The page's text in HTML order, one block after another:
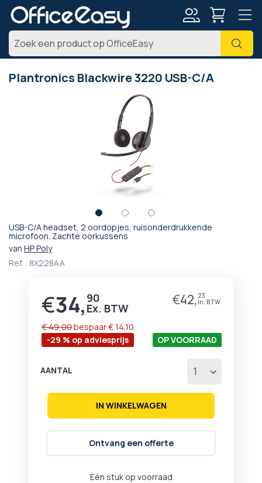
Zoek
Plantronics Blackwire 3220 USB-C/A
USB-C/A headset, 2 oordopjes, ruisonderdrukkende
microfoon. Zachte oorkussens
van HP Poly
Ref. : 8X228AA
Prijs
€34, 90 €42, 23
-29 % op adviesprijs
€ 49,00bespaar€ 14,10
Eén stuk op voorraad
OP VOORRAAD
AANTAL
IN WINKELWAGEN
Ontvang een offerte
Ga
naar
begin
afbeeldingen-